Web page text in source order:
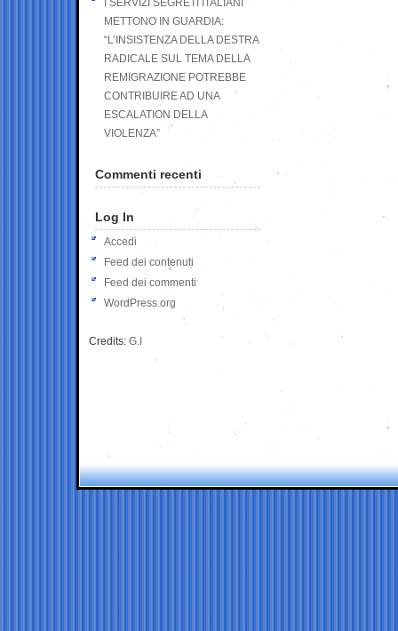
I SERVIZI SEGRETI ITALIANI
METTONO IN GUARDIA:
“L’INSISTENZA DELLA DESTRA
RADICALE SUL TEMA DELLA
REMIGRAZIONE POTREBBE
CONTRIBUIRE AD UNA
ESCALATION DELLA
VIOLENZA”
Commenti recenti
Log In
Accedi
Feed dei contenuti
Feed dei commenti
WordPress.org
Credits: G.I